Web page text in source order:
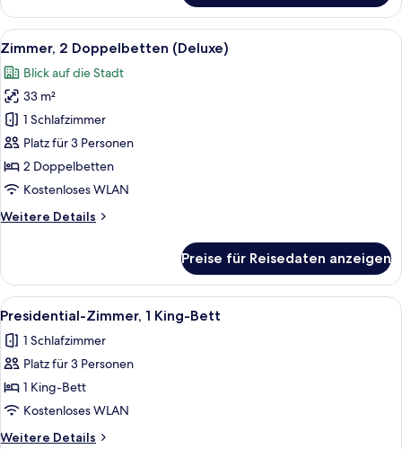
1 King-
Bett
(Studio)
Alle
Fotos
für
Zimmer,
2 Doppelbetten
(Deluxe)
anzeigen
Ein Hotelzimmer mit zwei Betten,
6
Zimmer, 2 Doppelbetten (Deluxe)
Blick auf die Stadt
33 m²
1 Schlafzimmer
Platz für 3 Personen
2 Doppelbetten
Kostenloses WLAN
Weitere Details
Weitere
2 Doppelbetten
(Deluxe)
Preise für Reisedaten anzeigen
Alle
Fotos
für
Presidential-
Zimmer,
1 King-
Bett
Ein modernes Wohnzimmer mit
5
Presidential-Zimmer, 1 King-Bett
1 Schlafzimmer
Platz für 3 Personen
1 King-Bett
Kostenloses WLAN
Weitere Details
Weitere